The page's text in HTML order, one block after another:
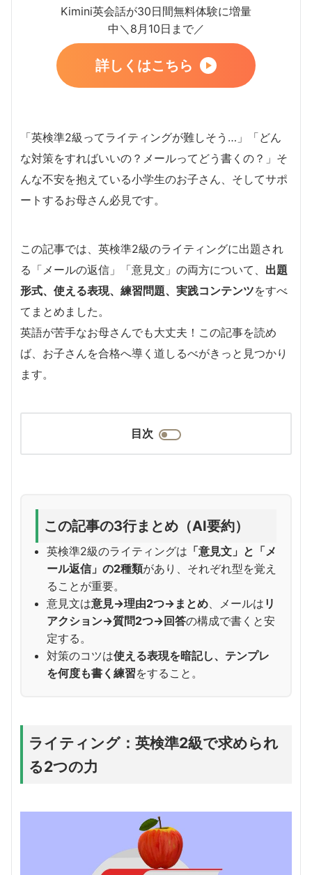
Kimini英会話が30日間無料体験に増量
中＼8月10日まで／
詳しくはこちら
「英検準2級ってライティングが難しそう…」「どん
な対策をすればいいの？メールってどう書くの？」そ
んな不安を抱えている小学生のお子さん、そしてサポ
ートするお母さん必見です。
この記事では、英検準2級のライティングに出題され
る「メールの返信」「意見文」の両方について、 出題
形式、使える表現、練習問題、実践コンテンツをすべ
てまとめました。
英語が苦手なお母さんでも大丈夫！この記事を読め
ば、お子さんを合格へ導く道しるべがきっと見つかり
ます。
目次
この記事の3行まとめ（AI要約）
英検準2級のライティングは 「意見文」と「メ
ール返信」の2種類があり、それぞれ型を覚え
ることが重要。
意見文は意見→理由2つ→まとめ 、メールは リ
アクション→質問2つ→回答の構成で書くと安
定する。
対策のコツは使える表現を暗記し、テンプレ
を何度も書く練習をすること。
ライティング：英検準2級で求められ
る2つの力